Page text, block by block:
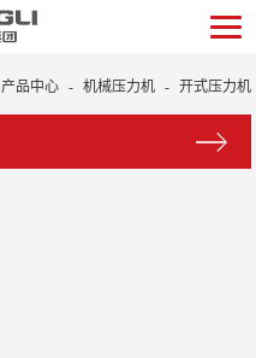
产品中心 - 机械压力机 - 开式压力机